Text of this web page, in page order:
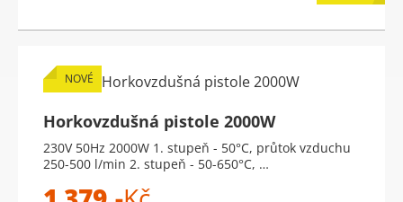
NOVÉ
Horkovzdušná pistole 2000W
230V 50Hz 2000W 1. stupeň - 50°C, průtok vzduchu
250-500 l/min 2. stupeň - 50-650°C, …